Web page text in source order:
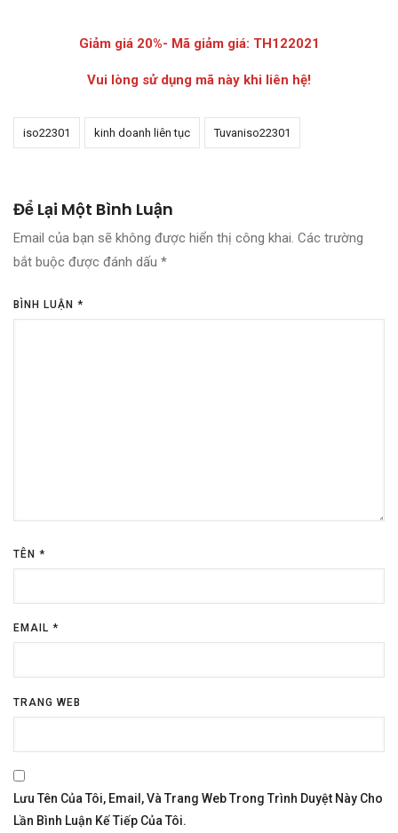
Giảm giá 20%- Mã giảm giá: TH122021
Vui lòng sử dụng mã này khi liên hệ!
iso22301 kinh doanh liên tục Tuvaniso22301
Để Lại Một Bình Luận
Email của bạn sẽ không được hiển thị công khai. Các trường
bắt buộc được đánh dấu *
BÌNH LUẬN *
TÊN *
EMAIL *
TRANG WEB
Lưu Tên Của Tôi, Email, Và Trang Web Trong Trình Duyệt Này Cho
Lần Bình Luận Kế Tiếp Của Tôi.